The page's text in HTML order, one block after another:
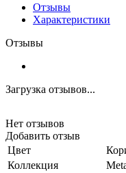
Отзывы
Характеристики
Отзывы
Загрузка отзывов...
Нет отзывов
Добавить отзыв
Цвет
Коллекция